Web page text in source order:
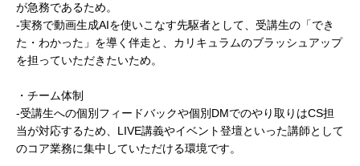
が急務であるため。
-実務で動画生成AIを使いこなす先駆者として、受講生の「でき
た・わかった」を導く伴走と、カリキュラムのブラッシュアップ
を担っていただきたいため。
・チーム体制
-受講生への個別フィードバックや個別DMでのやり取りはCS担
当が対応するため、LIVE講義やイベント登壇といった講師として
のコア業務に集中していただける環境です。